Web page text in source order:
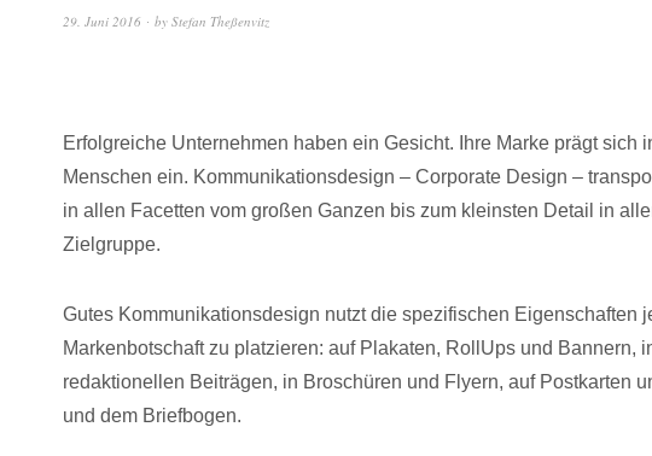
29. Juni 2016 by Stefan Theßenvitz
Erfolgreiche Unternehmen haben ein Gesicht. Ihre Marke prägt sich
Menschen ein. Kommunikationsdesign – Corporate Design –
in allen Facetten vom großen Ganzen bis zum kleinsten Detail in
Zielgruppe.
Gutes Kommunikationsdesign nutzt die spezifischen Eigenschaften
Markenbotschaft zu platzieren: auf Plakaten, RollUps und Bannern,
redaktionellen Beiträgen, in Broschüren und Flyern, auf Postkarten
und dem Briefbogen.